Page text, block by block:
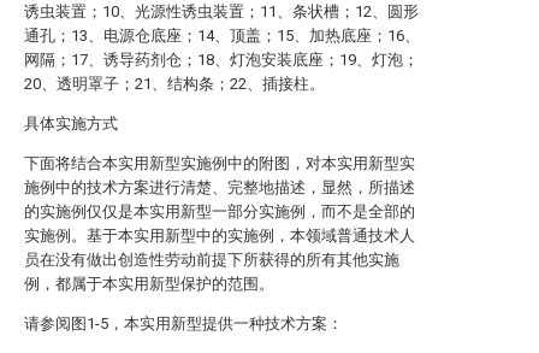
诱虫装置；10、光源性诱虫装置；11、条状槽；12、圆形
通孔；13、电源仓底座；14、顶盖；15、加热底座；16、
网隔；17、诱导药剂仓；18、灯泡安装底座；19、灯泡；
20、透明罩子；21、结构条；22、插接柱。
具体实施方式
下面将结合本实用新型实施例中的附图，对本实用新型实
施例中的技术方案进行清楚、完整地描述，显然，所描述
的实施例仅仅是本实用新型一部分实施例，而不是全部的
实施例。基于本实用新型中的实施例，本领域普通技术人
员在没有做出创造性劳动前提下所获得的所有其他实施
例，都属于本实用新型保护的范围。
请参阅图1-5，本实用新型提供一种技术方案：